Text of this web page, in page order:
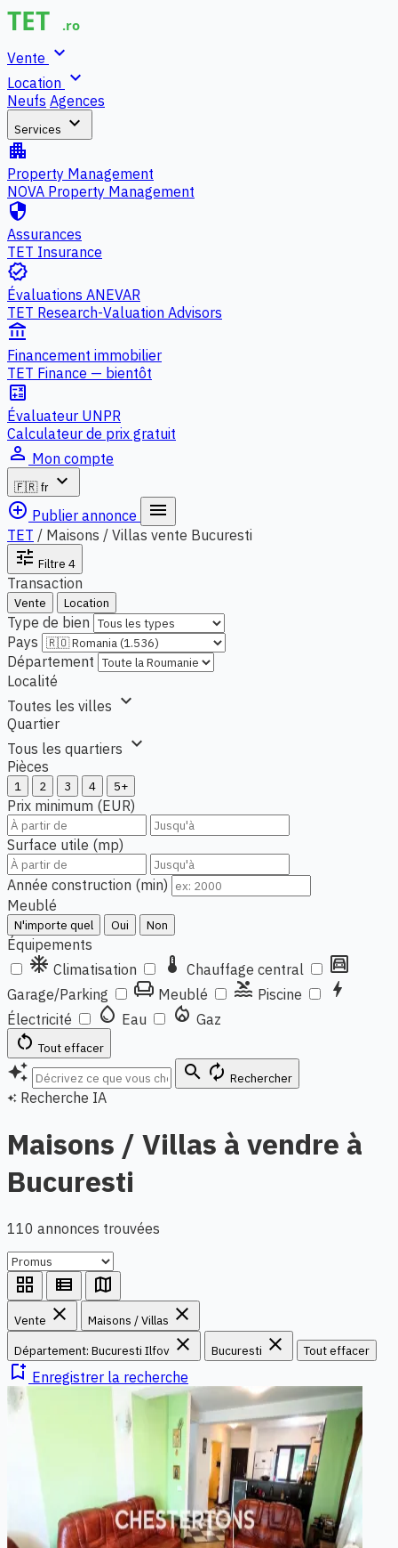
Vente expand_more
Location expand_more
Neufs Agences
Services expand_more
apartment
Property Management
NOVA Property Management
security
Assurances
TET Insurance
verified
Évaluations ANEVAR
TET Research-Valuation Advisors
account_balance
Financement immobilier
TET Finance — bientôt
calculate
Évaluateur UNPR
Calculateur de prix gratuit
person_outline Mon compte
🇫🇷 fr
expand_more
add_circle_outline Publier annonce menu
TET / Maisons / Villas vente Bucuresti
tune Filtre 4
Transaction
Vente Location
Type de bien
Pays
Département
Localité
Toutes les villes expand_more
Quartier
Tous les quartiers expand_more
Pièces
1 2 3 4 5+
Prix minimum (EUR)
Surface utile (mp)
Année construction (min)
Meublé
N'importe quel Oui Non
Équipements
ac_unit Climatisation thermostat Chauffage central garage
Garage/Parking chair Meublé pool Piscine bolt
Électricité water_drop Eau local_fire_department Gaz
restart_alt Tout effacer
auto_awesome search autorenew Rechercher
auto_awesome Recherche IA
Maisons / Villas à vendre à
Bucuresti
110 annonces trouvées
grid_view view_list map
Vente close Maisons / Villas close
Département: Bucuresti Ilfov close Bucuresti close Tout effacer
bookmark_add Enregistrer la recherche